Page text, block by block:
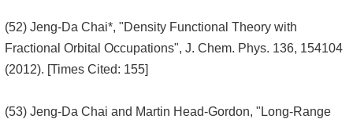
(52) Jeng-Da Chai*, "Density Functional Theory with
Fractional Orbital Occupations", J. Chem. Phys. 136, 154104
(2012). [Times Cited: 155]
(53) Jeng-Da Chai and Martin Head-Gordon, "Long-Range